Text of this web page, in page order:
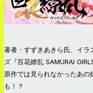
著者・すずきあきら氏、イ
ズ『百花繚乱 SAMURAI
原作では見られなかったあ
も！？